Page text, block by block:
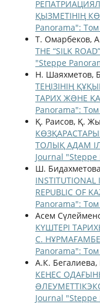
ҚЫЗМЕТІНІҢ
Panorama":
Т. Oмарбеков,
THE “SILK
"Steppe
Н. Шаяхметов,
ТЕҢІЗІНІҢ
ТАРИХ ЖƏНЕ
Panorama":
Қ. Раисов, Қ.
ТОЛЫҚ АДАМ
Journal
Ш.
INSTITUTIONAL
REPUBLIC OF
Panorama":
Асем
КҮШТЕРІ
С.
Panorama":
А.К.
КЕҢЕС
Journal